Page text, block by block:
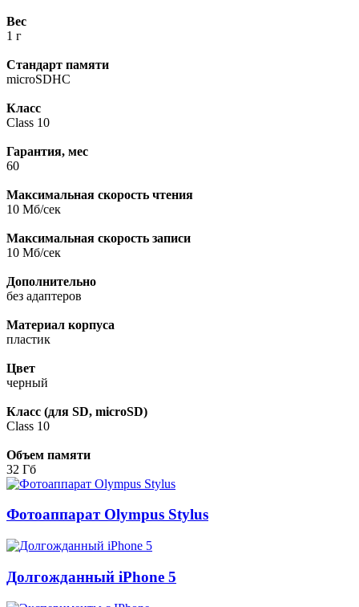
Вес
1 г
Стандарт памяти
microSDHC
Класс
Class 10
Гарантия, мес
60
Максимальная скорость чтения
10 Мб/сек
Максимальная скорость записи
10 Мб/сек
Дополнительно
без адаптеров
Материал корпуса
пластик
Цвет
черный
Класс (для SD, microSD)
Class 10
Объем памяти
32 Гб
Фотоаппарат Olympus Stylus
Долгожданный iPhone 5